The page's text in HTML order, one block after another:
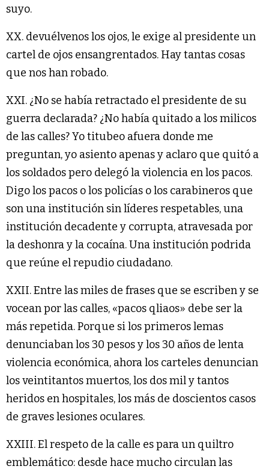
suyo.
XX. devuélvenos los ojos, le exige al presidente un
cartel de ojos ensangrentados. Hay tantas cosas
que nos han robado.
XXI. ¿No se había retractado el presidente de su
guerra declarada? ¿No había quitado a los milicos
de las calles? Yo titubeo afuera donde me
preguntan, yo asiento apenas y aclaro que quitó a
los soldados pero delegó la violencia en los pacos.
Digo los pacos o los policías o los carabineros que
son una institución sin líderes respetables, una
institución decadente y corrupta, atravesada por
la deshonra y la cocaína. Una institución podrida
que reúne el repudio ciudadano.
XXII. Entre las miles de frases que se escriben y se
vocean por las calles, «pacos qliaos» debe ser la
más repetida. Porque si los primeros lemas
denunciaban los 30 pesos y los 30 años de lenta
violencia económica, ahora los carteles denuncian
los veintitantos muertos, los dos mil y tantos
heridos en hospitales, los más de doscientos casos
de graves lesiones oculares.
XXIII. El respeto de la calle es para un quiltro
emblemático: desde hace mucho circulan las